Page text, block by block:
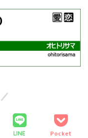
LINE Pocket